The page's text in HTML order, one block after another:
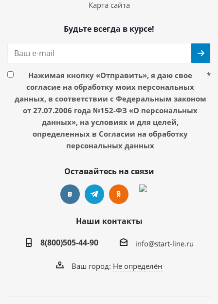
Карта сайта
Будьте всегда в курсе!
Нажимая кнопку «Отправить», я даю свое
согласие на обработку моих персональных
данных, в соответствии с Федеральным законом
от 27.07.2006 года №152-ФЗ «О персональных
данных», на условиях и для целей,
определенных в Согласии на обработку
персональных данных
*
Оставайтесь на связи
Наши контакты
8(800)505-44-90
info@start-line.ru
Ваш город: Не определён